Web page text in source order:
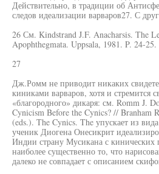
Действительно, в традиции об
следов идеализации варваров27. С
26 См. Kindstrand J.F. Anacharsis. The
Apophthegmata. Uppsala, 1981. P. 24-25.
27
Дж.Ромм не приводит никаких
киниками варваров, хотя и стремится
«благородного» дикаря: см. Romm J.
Cynicism Before the Cynics? // Branham
(eds.). The Cynics. The упускает из вида
ученик Диогена Онесикрит
Индии страну Мусикана с кинических
наиболее существенно то, что
далеко не совпадает с описанием